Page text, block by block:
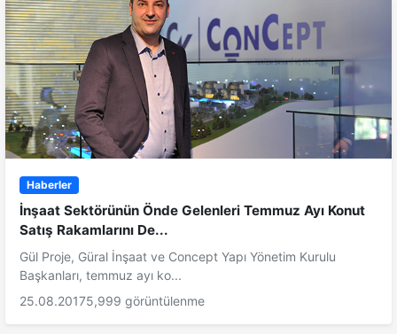
Haberler
İnşaat Sektörünün Önde Gelenleri Temmuz Ayı Konut
Satış Rakamlarını De...
Gül Proje, Güral İnşaat ve Concept Yapı Yönetim Kurulu
Başkanları, temmuz ayı ko...
25.08.20175,999 görüntülenme